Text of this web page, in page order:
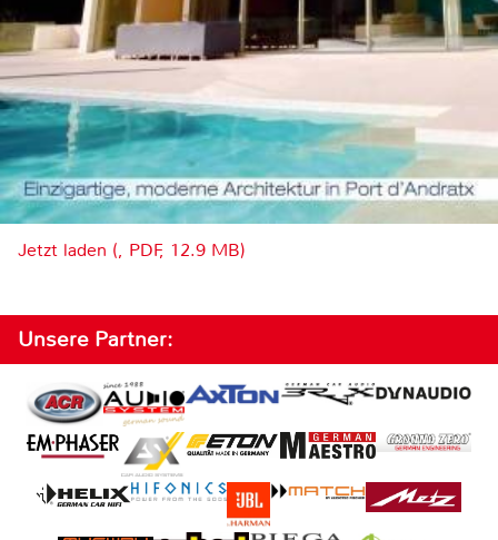
Jetzt laden (, PDF, 12.9 MB)
Unsere Partner: